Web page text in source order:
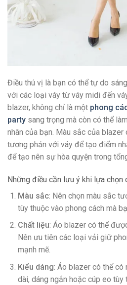
Điều thú vị là bạn có thể tự do
với các loại váy từ váy midi đến
blazer, không chỉ là một phong
party sang trọng mà còn có thể
nhân của bạn. Màu sắc của blazer
tương phản với váy để tạo điểm
để tạo nên sự hòa quyện trong
Những điều cần lưu ý khi lựa chọn
Màu sắc: Nên chọn màu sắc
tùy thuộc vào phong cách mà
Chất liệu: Áo blazer có thể
Nên ưu tiên các loại vải giữ
mạnh mẽ.
Kiểu dáng: Áo blazer có thể có
dài, dáng ngắn hoặc cúp eo tùy